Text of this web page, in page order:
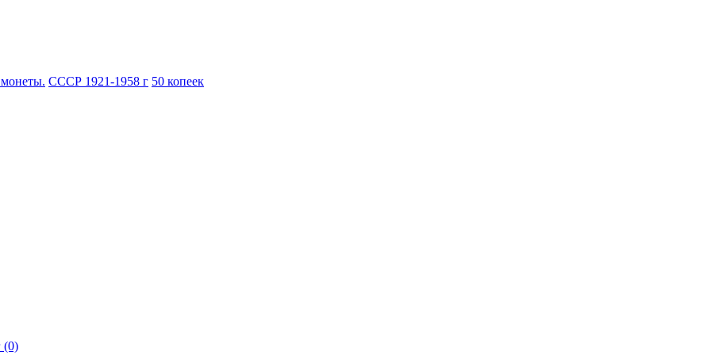
СССР 1921-1958 г 50 копеек
(0)